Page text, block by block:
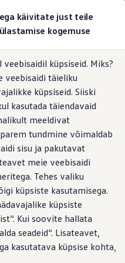
käivitate just teile
kogemuse
küpsiseid. Miks?
veebisaidi täieliku
küpsiseid. Siiski
kasutada täiendavaid
meeldivat
tundmine võimaldab
sisu ja pakutavat
meie veebisaidi
Tehes valiku
küpsiste kasutamisega.
küpsiste
Kui soovite hallata
seadeid“. Lisateavet,
kasutatava küpsise kohta,
Igaks ülesandeks valmis
e-pood
sinu uuele Volkswagenile!
Tingimused
ID.
autoabi
VolkswagenID.
katab lepingutingimuste